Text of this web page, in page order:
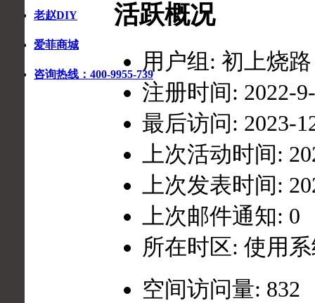
老赵DIY
爱菲商城
咨询热线：400-9955-739
活跃概况
用户组: 初上烧路
注册时间: 2022-
最后访问: 2023-
上次活动时间:
上次发表时间:
上次邮件通知: 0
所在时区: 使用
空间访问量: 832